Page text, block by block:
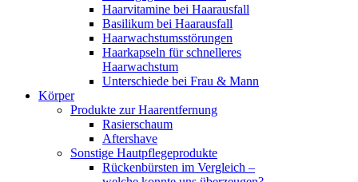
Haarvitamine bei Haarausfall
Basilikum bei Haarausfall
Haarwachstumsstörungen
Haarkapseln für schnelleres
Haarwachstum
Unterschiede bei Frau & Mann
Körper
Produkte zur Haarentfernung
Rasierschaum
Aftershave
Sonstige Hautpflegeprodukte
Rückenbürsten im Vergleich –